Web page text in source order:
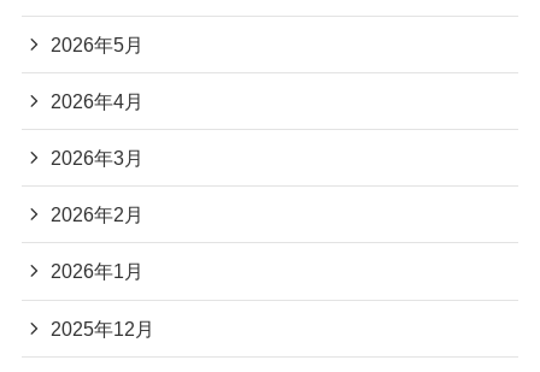
2026年5月
2026年4月
2026年3月
2026年2月
2026年1月
2025年12月